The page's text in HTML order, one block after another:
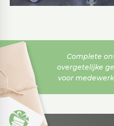
Complete
overgetelijke
voor